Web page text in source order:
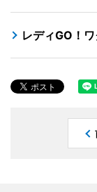
レディGO！